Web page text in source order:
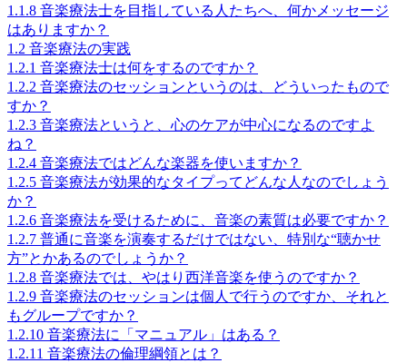
1.1.8 音楽療法士を目指している人たちへ、何かメッセージ
はありますか？
1.2 音楽療法の実践
1.2.1 音楽療法士は何をするのですか？
1.2.2 音楽療法のセッションというのは、どういったもので
すか？
1.2.3 音楽療法というと、心のケアが中心になるのですよ
ね？
1.2.4 音楽療法ではどんな楽器を使いますか？
1.2.5 音楽療法が効果的なタイプってどんな人なのでしょう
か？
1.2.6 音楽療法を受けるために、音楽の素質は必要ですか？
1.2.7 普通に音楽を演奏するだけではない、特別な“聴かせ
方”とかあるのでしょうか？
1.2.8 音楽療法では、やはり西洋音楽を使うのですか？
1.2.9 音楽療法のセッションは個人で行うのですか、それと
もグループですか？
1.2.10 音楽療法に「マニュアル」はある？
1.2.11 音楽療法の倫理綱領とは？